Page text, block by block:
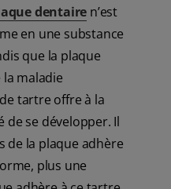
dentaire n’est
en une substance
que la plaque
la maladie
tartre offre à la
de se développer. Il
de la plaque adhère
plus une